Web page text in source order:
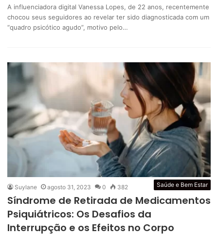
A influenciadora digital Vanessa Lopes, de 22 anos, recentemente
chocou seus seguidores ao revelar ter sido diagnosticada com um
“quadro psicótico agudo”, motivo pelo…
Saúde e Bem Estar
Suylane agosto 31, 2023 0 382
Síndrome de Retirada de Medicamentos
Psiquiátricos: Os Desafios da
Interrupção e os Efeitos no Corpo